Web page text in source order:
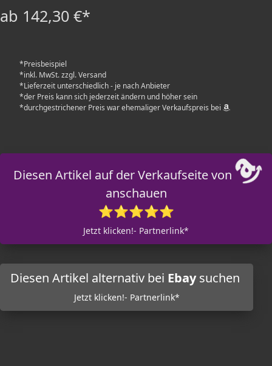
ab 142,30 €*
*Preisbeispiel
*inkl. MwSt. zzgl. Versand
*Lieferzeit unterschiedlich - je nach Anbieter
*der Preis kann sich jederzeit ändern und höher sein
*durchgestrichener Preis war ehemaliger Verkaufspreis bei
Diesen Artikel auf der Verkaufseite von
anschauen
⭐⭐⭐⭐⭐
Jetzt klicken!- Partnerlink*
Diesen Artikel alternativ bei Ebaysuchen
Jetzt klicken!- Partnerlink*